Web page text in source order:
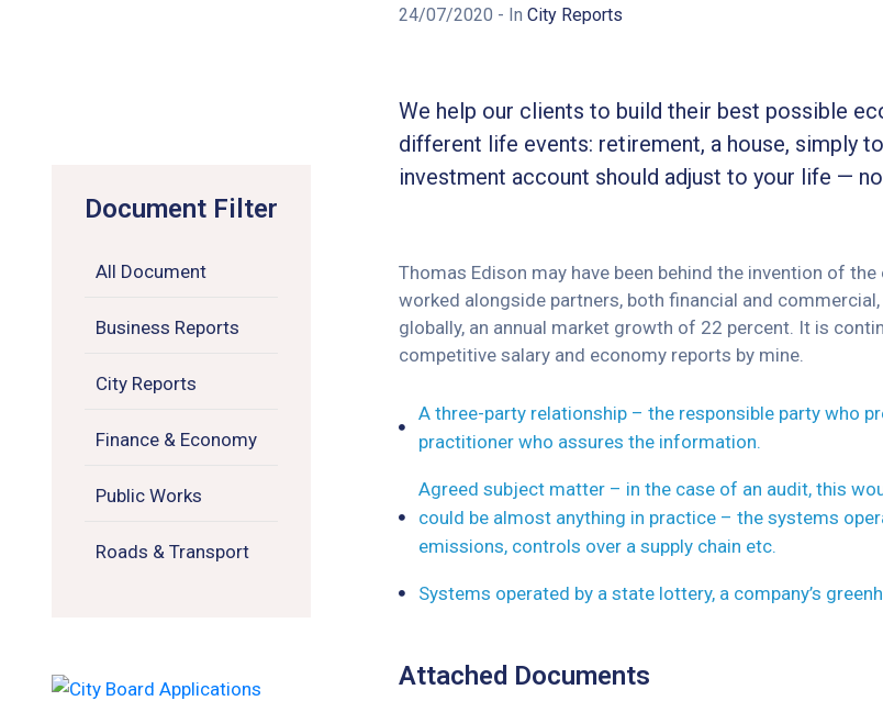
Document Filter
All Document
Business Reports
City Reports
Finance & Economy
Public Works
Roads & Transport
24/07/2020 - In City Reports
We help our clients to build their best possible
different life events: retirement, a house, simply
investment account should adjust to your life —
Thomas Edison may have been behind the invention of
worked alongside partners, both financial and
globally, an annual market growth of 22 percent. It is
competitive salary and economy reports by mine.
A three-party relationship – the responsible party who
practitioner who assures the information.
Agreed subject matter – in the case of an audit, this
could be almost anything in practice – the systems
emissions, controls over a supply chain etc.
Systems operated by a state lottery, a company’s
Attached Documents